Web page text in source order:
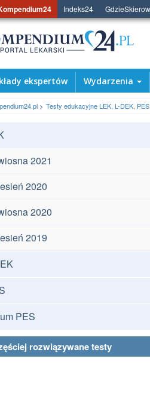
Indeks24
ekspertów Wydarzenia
Testy edukacyjne LEK, L-DEK, PES
2021
2020
2020
2019
PES
rozwiązywane testy